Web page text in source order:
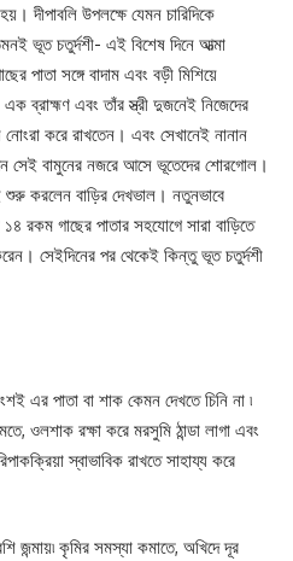
দীপাবলি উপলক্ষে যেমন চারিদিকে
ভূত চতুর্দশী- এই বিশেষ দিনে আত্মা
পাতা সঙ্গে বাদাম এবং বড়ী মিশিয়ে
এবং তাঁর স্ত্রী দুজনেই নিজেদের
করে রাখতেন। এবং সেখানেই নানান
সেই বামুনের নজরে আসে ভূতেদের শোরগোল।
শুরু করলেন বাড়ির দেখভাল। নতুনভাবে
রকম গাছের পাতার সহযোগে সারা বাড়িতে
সেইদিনের পর থেকেই কিন্তু ভূত চতুর্দশী
এর পাতা বা শাক কেমন দেখতে চিনি না ৷
ওলশাক রক্ষা করে মরসুমি ঠান্ডা লাগা এবং
স্বাভাবিক রাখতে সাহায্য করে
জন্মায়৷ কৃমির সমস্যা কমাতে, অখিদে দূর